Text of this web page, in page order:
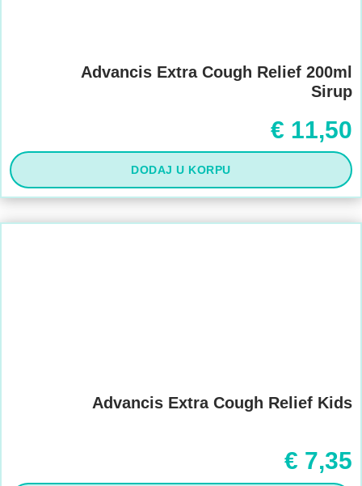
Advancis Extra Cough Relief 200ml
Sirup
€ 11,50
DODAJ U KORPU
Advancis Extra Cough Relief Kids
€ 7,35